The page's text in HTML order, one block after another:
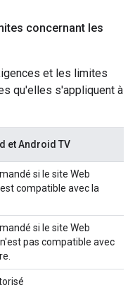
concernant les
et les limites
qu'elles s'appliquent à
et Android TV
si le site Web
compatible avec la
si le site Web
pas compatible avec